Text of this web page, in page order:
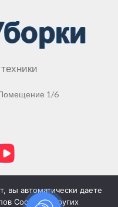
Помещение 1/6
вы автоматически даете
Cookies и других